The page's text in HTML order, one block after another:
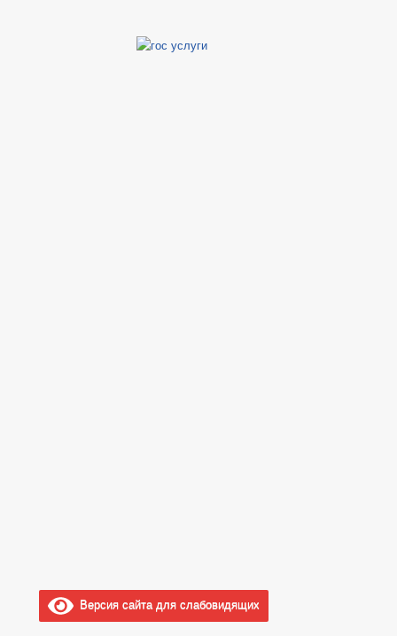
Версия сайта для слабовидящих